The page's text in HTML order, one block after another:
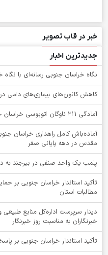
خبر در قاب تصویر
جدیدترین اخبار
نگاه خراسان جنوبی رسانه‌ای با
کاهش کانون‌های بیماری‌های دامی
آمادگی 211 ناوگان اتوبوسی خراسان جنوبی برای اعزام زائرین حرم رضوی
آماده‌باش کامل راهداری خراسان
مقدس در دهه پایانی صفر
پلمب یک واحد صنفی در بیرجند به
تأکید استاندار خراسان جنوبی بر
مطالبات استان
دیدار سرپرست اداره‌کل منابع طبیعی
خبرنگاران به مناسبت روز خبرنگار
تأکید استاندار خراسان جنوبی بر